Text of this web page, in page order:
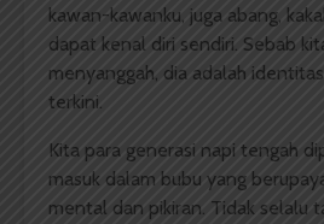
kawan-kawanku, juga abang,
dapat kenal diri sendiri. Sebab
menyanggah, dia adalah
terkini.
Kita para generasi napi tengah
masuk dalam bubu yang
mental dan pikiran. Tidak selalu